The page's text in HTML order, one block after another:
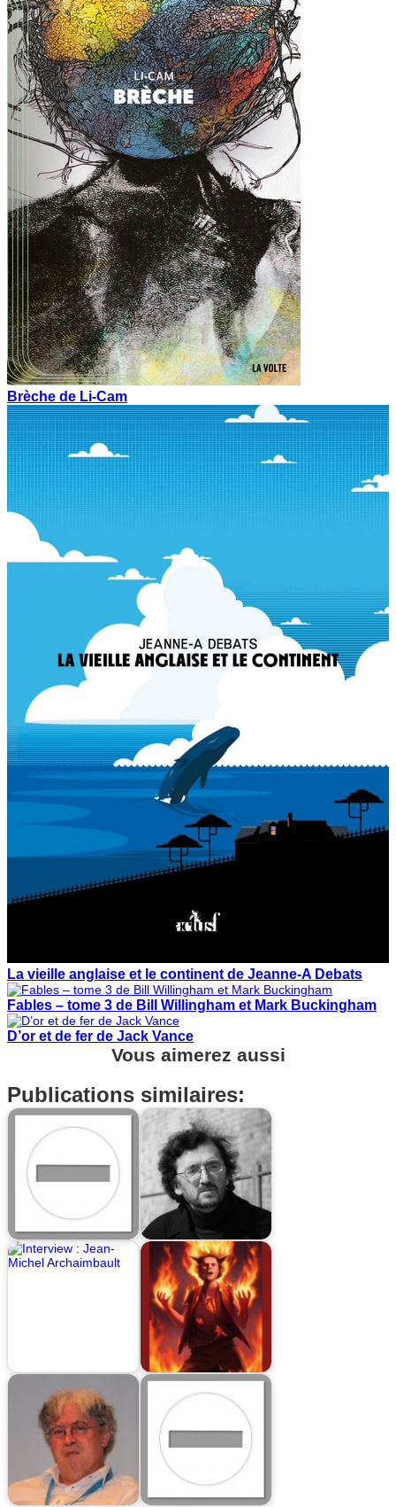
Brèche de Li-Cam
La vieille anglaise et le continent de Jeanne-A Debats
Fables – tome 3 de Bill Willingham et Mark Buckingham
D’or et de fer de Jack Vance
Vous aimerez aussi
Publications similaires: